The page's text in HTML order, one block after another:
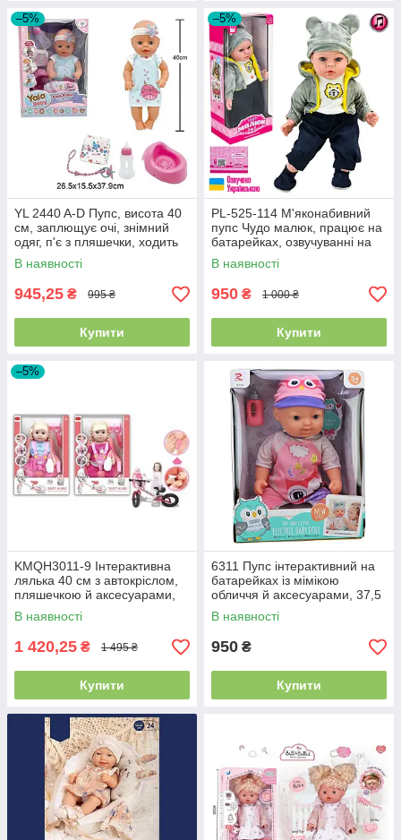
–5%
YL 2440 A-D Пупс, висота 40
см, заплющує очі, знімний
одяг, п'є з пляшечки, ходить
на горщик,
В наявності
945,25 ₴ 995 ₴
Купити
–5%
PL-525-114 М'яконабивний
пупс Чудо малюк, працює на
батарейках, озвучуванні на
українському, висота 45 см, у
коробці 46×19,5×13 см
В наявності
950 ₴ 1 000 ₴
Купити
–5%
KMQH3011-9 Інтерактивна
лялька 40 см з автокріслом,
пляшечкою й аксесуарами,
на батарейках, п'є, п'є,
пищає, зі звуком
В наявності
1 420,25 ₴ 1 495 ₴
Купити
6311 Пупс інтерактивний на
батарейках із мімікою
обличчя й аксесуарами, 37,5
см
В наявності
950 ₴
Купити